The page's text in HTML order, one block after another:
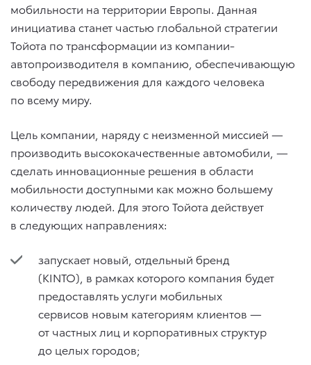
мобильности на территории Европы. Данная
инициатива станет частью глобальной стратегии
Тойота по трансформации из компании-
автопроизводителя в компанию, обеспечивающую
свободу передвижения для каждого человека
по всему миру.
Цель компании, наряду с неизменной миссией —
производить высококачественные автомобили, —
сделать инновационные решения в области
мобильности доступными как можно большему
количеству людей. Для этого Тойота действует
в следующих направлениях:
запускает новый, отдельный бренд
(KINTO), в рамках которого компания будет
предоставлять услуги мобильных
сервисов новым категориям клиентов —
от частных лиц и корпоративных структур
до целых городов;